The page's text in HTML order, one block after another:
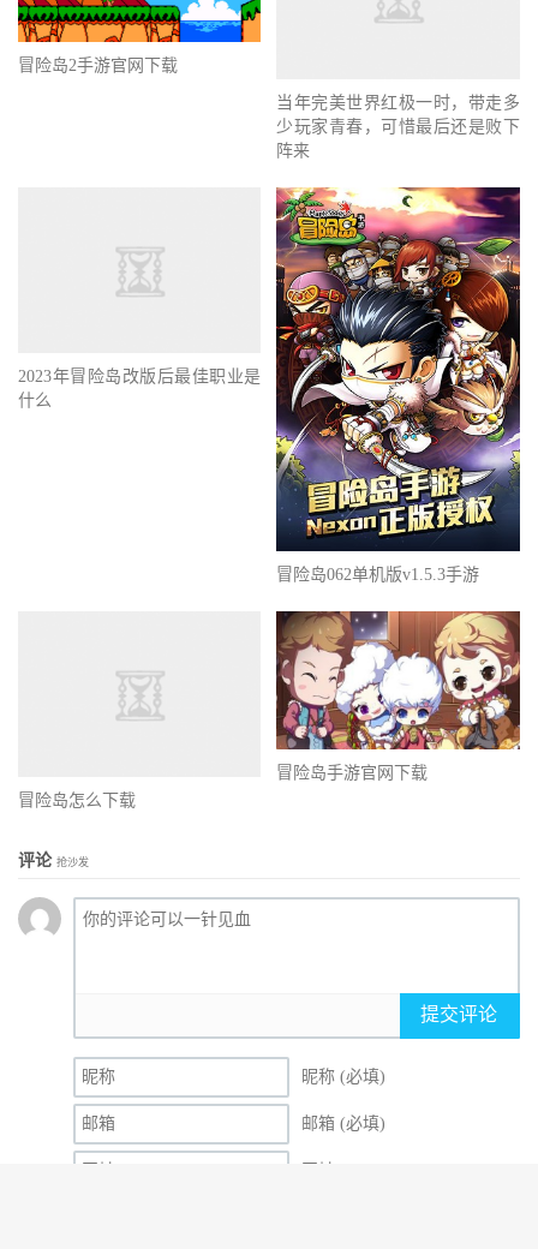
冒险岛2手游官网下载
当年完美世界红极一时，带走多
少玩家青春，可惜最后还是败下
阵来
2023年冒险岛改版后最佳职业是
什么
冒险岛062单机版v1.5.3手游
冒险岛怎么下载
冒险岛手游官网下载
评论 抢沙发
提交评论
昵称 (必填)
邮箱 (必填)